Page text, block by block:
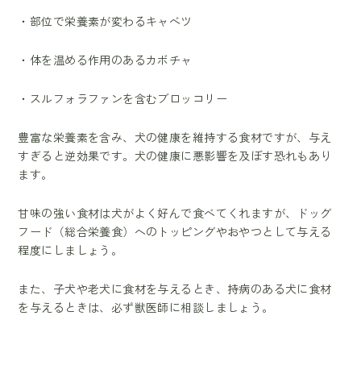
・部位で栄養素が変わるキャベツ
・体を温める作用のあるカボチャ
・スルフォラファンを含むブロッコリー
豊富な栄養素を含み、犬の健康を維持する食材ですが、与え
すぎると逆効果です。犬の健康に悪影響を及ぼす恐れもあり
ます。
甘味の強い食材は犬がよく好んで食べてくれますが、ドッグ
フード（総合栄養食）へのトッピングやおやつとして与える
程度にしましょう。
また、子犬や老犬に食材を与えるとき、持病のある犬に食材
を与えるときは、必ず獣医師に相談しましょう。